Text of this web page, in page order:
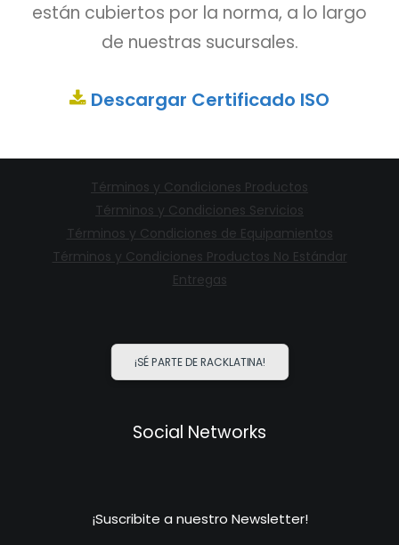
están cubiertos por la norma, a lo largo
de nuestras sucursales.
Descargar Certificado ISO
Términos y Condiciones Productos
Términos y Condiciones Servicios
Términos y Condiciones de Equipamientos
Términos y Condiciones Productos No Estándar
Entregas
¡SÉ PARTE DE RACKLATINA!
Social Networks
¡Suscribite a nuestro Newsletter!